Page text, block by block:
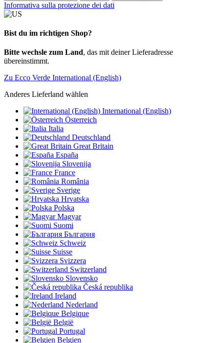
Informativa sulla protezione dei dati
Bist du im richtigen Shop?
Bitte wechsle zum Land, das mit deiner Lieferadresse
übereinstimmt.
Zu Ecco Verde International (English)
Anderes Lieferland wählen
International (English)
Österreich
Italia
Deutschland
Great Britain
España
Slovenija
France
România
Sverige
Hrvatska
Polska
Magyar
Suomi
България
Schweiz
Suisse
Svizzera
Switzerland
Slovensko
Česká republika
Ireland
Nederland
Belgique
België
Portugal
Belgien